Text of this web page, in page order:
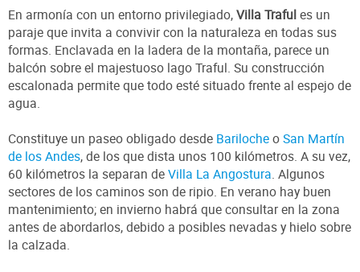
En armonía con un entorno privilegiado,Villa Trafules un
paraje que invita a convivir con la naturaleza en todas sus
formas. Enclavada en la ladera de la montaña, parece un
balcón sobre el majestuoso lago Traful. Su construcción
escalonada permite que todo esté situado frente al espejo de
agua.
Constituye un paseo obligado desde BarilocheoSan Martín
de los Andes, de los que dista unos 100 kilómetros. A su vez,
60 kilómetros la separan deVilla La Angostura. Algunos
sectores de los caminos son de ripio. En verano hay buen
mantenimiento; en invierno habrá que consultar en la zona
antes de abordarlos, debido a posibles nevadas y hielo sobre
la calzada.